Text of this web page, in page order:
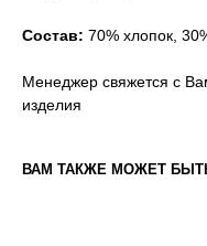
Состав: 70% хлопок,
Менеджер свяжется с
изделия
ВАМ ТАКЖЕ МОЖЕТ